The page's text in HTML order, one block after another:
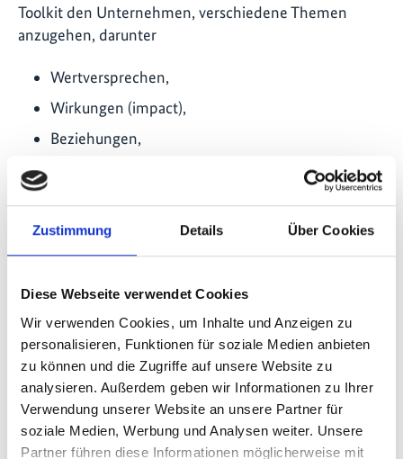
Zustimmung Details Über Cookies
Diese Webseite verwendet Cookies
Wir verwenden Cookies, um Inhalte und Anzeigen zu
personalisieren, Funktionen für soziale Medien anbieten
zu können und die Zugriffe auf unsere Website zu
analysieren. Außerdem geben wir Informationen zu Ihrer
Verwendung unserer Website an unsere Partner für
soziale Medien, Werbung und Analysen weiter. Unsere
Partner führen diese Informationen möglicherweise mit
Toolkit den Unternehmen, verschiedene Themen
anzugehen, darunter
Wertversprechen,
Wirkungen (impact),
Beziehungen,
Strategie, und
Fördermittel & Finanzen.
Positives Feedback von den
Teilnehmerinnen und Teilnehmern
Nach Abschluss der Programme bewerteten alle
Teilnehmerinnen und Teilnehmer die Workshops mit
gut oder sehr gut, und zeigten sich mit der Methodik
und der Qualität der Materialien der Workshops
zufrieden. Die Teilnehmerinnen und Teilnehmer